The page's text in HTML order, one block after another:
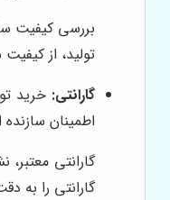
بررسی کیفیت
تولید، از
گارانتی: خرید
اطمینان
گارانتی
گارانتی را به